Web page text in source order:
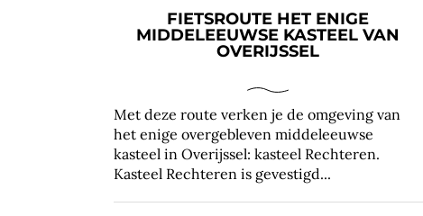
FIETSROUTE HET ENIGE
MIDDELEEUWSE KASTEEL VAN
OVERIJSSEL
Met deze route verken je de omgeving van
het enige overgebleven middeleeuwse
kasteel in Overijssel: kasteel Rechteren.
Kasteel Rechteren is gevestigd...